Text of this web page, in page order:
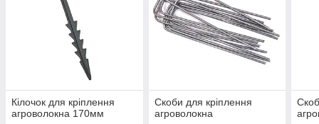
Кілочок для кріплення
агроволокна 170мм
Скоби для кріплення
агроволокна